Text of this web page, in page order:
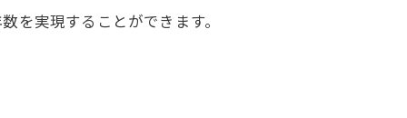
を実現することができます。